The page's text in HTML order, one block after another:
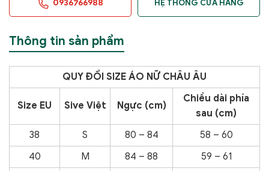
0936766988 HỆ THỐNG CỬA HÀNG
Thông tin sản phẩm
QUY ĐỔI SIZE ÁO NỮ CHÂU ÂU
Size EU Sive Việt Ngực (cm)
Chiều dài phía
sau (cm)
38
S 80 – 84
58 – 60
40
M 84 – 88
59 – 61